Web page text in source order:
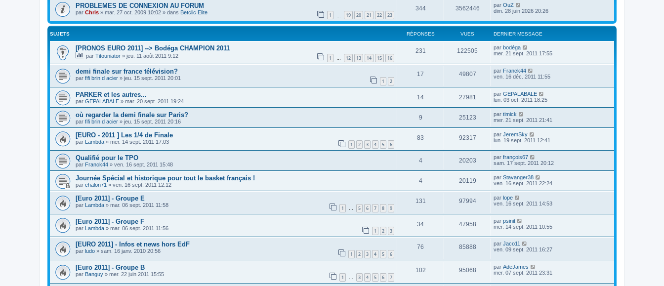
PROBLEMES DE CONNEXION AU FORUM
par Chris » mar. 27 oct. 2009 10:02 » dans Betclic Elite 1 19 20 21 22 23
344 3562446 par OuZ
dim. 28 juin 2026 20:26
SUJETS RÉPONSES VUES DERNIER MESSAGE
[PRONOS EURO 2011] --> Bodéga CHAMPION 2011
par Titouniator » jeu. 11 août 2011 9:12 1 … 12 13 14 15 16
231 122505 par bodéga
mer. 21 sept. 2011 17:55
demi finale sur france télévision?
par fifi brin d acier » jeu. 15 sept. 2011 20:01 1 2
17 49807 par Franck44
ven. 16 déc. 2011 11:55
PARKER et les autres...
par GEPALABALE » mar. 20 sept. 2011 19:24
14 27981 par GEPALABALE
lun. 03 oct. 2011 18:25
où regarder la demi finale sur Paris?
par fifi brin d acier » jeu. 15 sept. 2011 20:16
9 25123 par timick
mer. 21 sept. 2011 21:41
[EURO - 2011 ] Les 1/4 de Finale
par Lambda » mer. 14 sept. 2011 17:03 1 2 3 4 5 6
83 92317 par JeremSky
lun. 19 sept. 2011 12:41
Qualifié pour le TPO
par Franck44 » ven. 16 sept. 2011 15:48
4 20203 par françois67
sam. 17 sept. 2011 20:12
Journée Spécial et historique pour tout le basket français !
par chalon71 » ven. 16 sept. 2011 12:12
4 20119 par Stavanger38
ven. 16 sept. 2011 22:24
[Euro 2011] - Groupe E
par Lambda » mar. 06 sept. 2011 11:58 1 … 5 6 7 8 9
131 97994 par lope
ven. 16 sept. 2011 14:53
[Euro 2011] - Groupe F
par Lambda » mar. 06 sept. 2011 11:56 1 2 3
34 47958 par psinit
mer. 14 sept. 2011 10:55
[EURO 2011] - Infos et news hors EdF
par ludo » sam. 16 janv. 2010 20:56 1 2 3 4 5 6
76 85888 par Jaco11
ven. 09 sept. 2011 16:27
[Euro 2011] - Groupe B
par Banguy » mer. 22 juin 2011 15:55 1 … 3 4 5 6 7
102 95068 par AdeJames
mer. 07 sept. 2011 23:31